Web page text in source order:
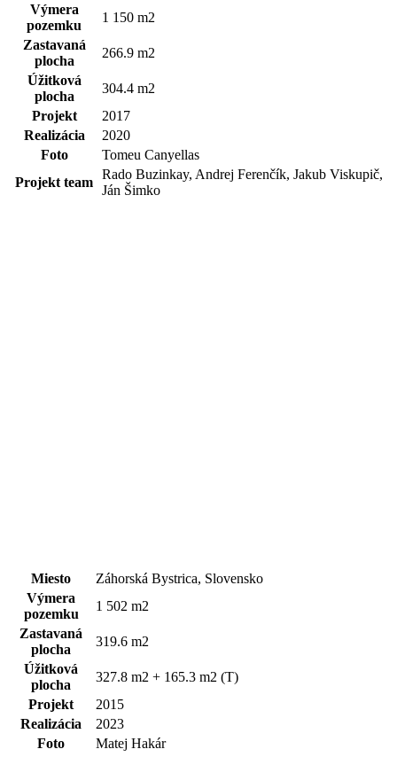
Výmera
pozemku
1 150 m2
Zastavaná
plocha
266.9 m2
Úžitková
plocha
304.4 m2
Projekt
2017
Realizácia
2020
Foto
Tomeu Canyellas
Projekt team
Rado Buzinkay, Andrej Ferenčík, Jakub Viskupič,
Ján Šimko
Miesto
Záhorská Bystrica, Slovensko
Výmera
pozemku
1 502 m2
Zastavaná
plocha
319.6 m2
Úžitková
plocha
327.8 m2 + 165.3 m2 (T)
Projekt
2015
Realizácia
2023
Foto
Matej Hakár